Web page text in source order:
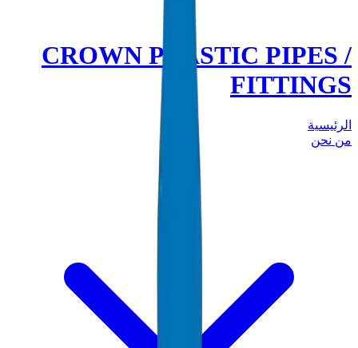
CROWN PLASTIC PIPES /
FITTINGS
الرئيسية
من نحن